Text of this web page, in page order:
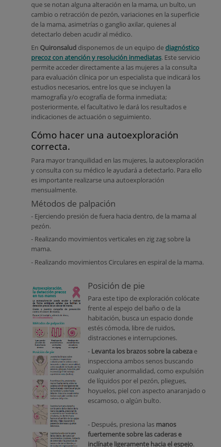
que se notan alguna alteración en la mama, un bulto, un
cambio o retracción de pezón, variaciones en la superficie
de la mama, asimetrías o ganglio axilar, quienes al
detectarlo deben acudir al médico.
En Quironsalud disponemos de un equipo dediagnóstico
precoz con atención y resolución inmediatas. Este servicio
permite acceder directamente a las mujeres a la consulta
para evaluación clínica por un especialista que indicará los
estudios necesarios, entre los que se incluyen la
mamografía y/o ecografía de forma inmediata;
posteriormente, el facultativo le dará los resultados e
indicaciones de actuación o seguimiento.
Cómo hacer una autoexploración
correcta.
Para mayor tranquilidad en las mujeres, la autoexploración
y consulta con su médico le ayudará a detectarlo. Para ello
es importante realizarse una autoexploración
mensualmente.
Métodos de palpación
- Ejerciendo presión de fuera hacia dentro, de la mama al
pezón.
- Realizando movimientos verticales en zig zag sobre la
mama.
- Realizando movimientos Circulares en espiral de la mama.
Posición de pie
Para este tipo de exploración colócate
frente al espejo del baño o de la
habitación, busca un espacio donde
estés cómoda, libre de ruidos,
distracciones e interrupciones.
- Levanta los brazos sobre la cabeza e
inspecciona ambos senos buscando
cualquier anormalidad, como expulsión
de líquidos por el pezón, pliegues,
hoyuelos, piel con aspecto anaranjado o
escamoso, o algún bulto.
- Después, presiona las manos
fuertemente sobre las caderas e
inclínate ligeramente hacia el espejo.